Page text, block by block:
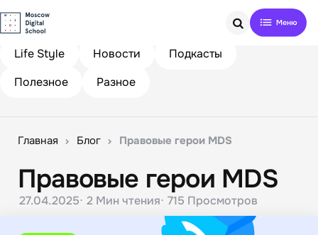
Search
Life Style
Новости
Подкасты
Полезное
Разное
Главная Блог Правовые герои MDS
Правовые герои MDS
27.04.2025 2 Мин чтения 715 Просмотров